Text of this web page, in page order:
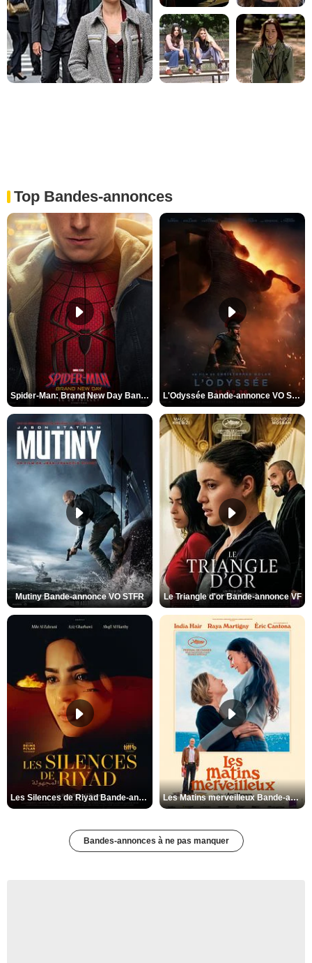
Top Bandes-annonces
Spider-Man: Brand New Day Bande-annonce VO STFR L'Odyssée Bande-annonce VO STFR
Mutiny Bande-annonce VO STFR Le Triangle d'or Bande-annonce VF
Les Silences de Riyad Bande-annonce VO STFR Les Matins merveilleux Bande-annonce VF
Bandes-annonces à ne pas manquer